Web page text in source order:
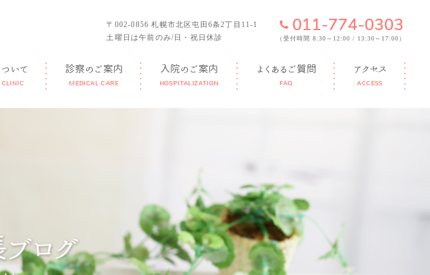
〒002-0856 札幌市北区屯田6条2丁目11-1
土曜日は午前のみ/日・祝日休診
（受付時間 8:30～12:00 / 13:30～17:00）
いて
CLINIC
診察のご案内
MEDICAL CARE
入院のご案内
HOSPITALIZATION
よくあるご質問
FAQ
アクセス
ACCESS